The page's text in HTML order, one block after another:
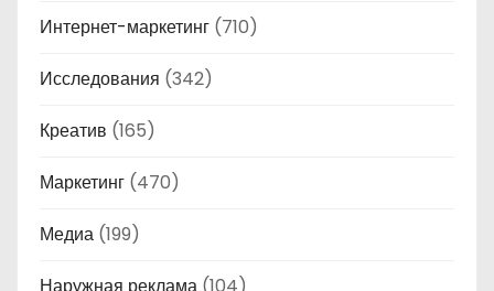
Интернет-маркетинг (710)
Исследования (342)
Креатив (165)
Маркетинг (470)
Медиа (199)